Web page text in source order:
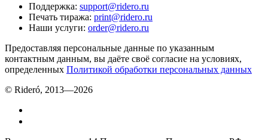
Поддержка: support@ridero.ru
Печать тиража: print@ridero.ru
Наши услуги: order@ridero.ru
Предоставляя персональные данные по указанным
контактным данным, вы даёте своё согласие на условиях,
определенных Политикой обработки персональных данных
© Rideró, 2013—2026